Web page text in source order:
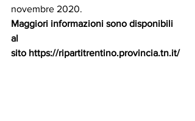
novembre 2020.
Maggiori informazioni sono disponibili
al
sito https://ripartitrentino.provincia.tn.it/